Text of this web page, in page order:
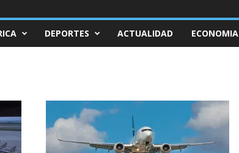
DEPORTES ACTUALIDAD ECONOMIA